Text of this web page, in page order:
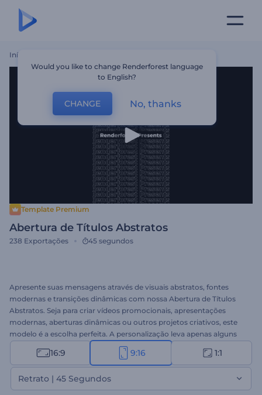
Início
Template Premium
Abertura de Títulos Abstratos
238 Exportações 45 segundos
Apresente suas mensagens através de visuais abstratos, fontes
modernas e transições dinâmicas com nossa Abertura de Títulos
Abstratos. Seja para criar vídeos promocionais, apresentações
modernas, aberturas dinâmicas ou outros projetos criativos, este
modelo é a escolha perfeita. A personalização leva apenas alguns
minutos: carregue seus arquivos de mídia, digite seu texto, insira
seu logo e anime seu vídeo com uma trilha sonora animada ou sua
narração. Experimente agora e cative seu público com títulos
abstratos!
16:9 9:16 1:1
Retrato | 45 Segundos
Would you like to change Renderforest language
to English?
CHANGE No, thanks